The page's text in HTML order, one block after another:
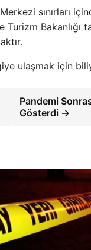
sınırları
Bakanlığı
ulaşmak için
Pandemi
Gösterdi →